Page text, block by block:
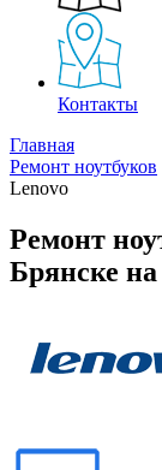
Контакты
Главная
Ремонт ноутбуков
Lenovo
Ремонт
Брянске на